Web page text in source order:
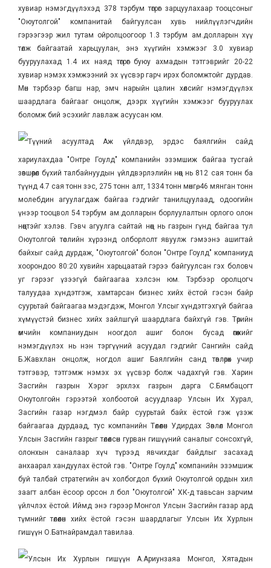
хувиар нэмэгдүүлэхэд 378 тэрбум төгрөг зарцуулахаар тооцсоныг
"Оюутолгой" компанитай байгуулсан хувь нийлүүлэгчдийн
гэрээгээр жил тутам ойролцоогоор 1.3 тэрбум ам.долларын хүү
төлж байгаатай харьцуулан, энэ хүүгийн хэмжээг 3.0 хувиар
бууруулахад 1.4 их наяд төгрөг буюу ахмадын тэтгэврийг 20-22
хувиар нэмэх хэмжээний эх үүсвэр гарч ирэх боломжтойг дурдав.
Мөн тэрбээр багш нар, эмч нарыйн цалин хөлсийг нэмэгдүүлэх
шаардлага байгааг онцолж, дээрх хүүгийн хэмжээг бууруулах
боломж бий эсэхийг лавлаж асуусан юм.
Түүний асуултад Аж үйлдвэр, эрдэс баялгийн сайд
хариулахдаа "Онтре Гоулд" компанийн эзэмшиж байгаа тусгай
зөвшөөрөл бүхий талбайнуудын үйлдвэрлэлийн нөөц нь 812 сая тонн ба
түүнд 4.7 сая тонн зэс, 275 тонн алт, 1334 тонн мөнгө, 46 мянган тонн
молебдин агуулагдаж байгаа гэдгийг танилцуулаад, одоогийн
үнээр тооцвол 54 тэрбум ам.долларын борлуулалтын орлого олон
нөөцтэйг хэлэв. Гэвч агуулга сайтай нөөц нь газрын гүнд байгаа тул
Оюутолгой төслийн хүрээнд олборлолт явуулж гэмээнэ ашигтай
байхыг сайд дурдаж, "Оюутолгой" болон "Онтре Гоулд" компаниуд
хоорондоо 80:20 хувийн харьцаатай гэрээ байгуулсан гэх боловч
уг гэрээг үзээгүй байгаагаа хэлсэн юм. Тэрбээр оролцогч
талуудаа хүндэтгэж, хамтарсан бизнес хийх ёстой гэсэн байр
суурьтай байгаагаа мэдэгдэж, Монгол Улсыг хүндэтгэхгүй байгаа
хүмүүстэй бизнес хийх зайлшгүй шаардлага байхгүй гэв. Төрийн
өмчийн компаниудын ноогдол ашиг болон бусад өгөөжийг
нэмэгдүүлэх нь нэн тэргүүний асуудал гэдгийг Сангийн сайд
Б.Жавхлан онцолж, ногдол ашиг Баялгийн санд төвлөрөх учир
тэтгэвэр, тэтгэмж нэмэх эх үүсвэр болж чадахгүй гэв. Харин
Засгийн газрын Хэрэг эрхлэх газрын дарга С.Бямбацогт
Оюутолгойн гэрээтэй холбоотой асуудлаар Улсын Их Хурал,
Засгийн газар нэгдмэл байр суурьтай байх ёстой гэж үзэж
байгаагаа дурдаад, тус компанийн Төлөөлөн Удирдах Зөвлөл Монгол
Улсын Засгийн газрыг төлөөлсөн гурван гишүүний саналыг сонсохгүй,
олонхын саналаар хүч түрээд явчихдаг байдлыг засахад
анхаарал хандуулах ёстой гэв. "Онтре Гоулд" компанийн эзэмшиж
буй талбай стратегийн ач холбогдол бүхий Оюутолгой ордын хил
заагт албан ёсоор орсон л бол "Оюутолгой" ХК-д тавьсан зарчим
үйлчлэх ёстой. Иймд энэ гэрээр Монгол Улсын Засгийн газар ард
түмнийг төлөөлөн хийх ёстой гэсэн шаардлагыг Улсын Их Хурлын
гишүүн О.Батнайрамдал тавилаа.
Улсын Их Хурлын гишүүн А.Ариунзаяа Монгол, Хятадын